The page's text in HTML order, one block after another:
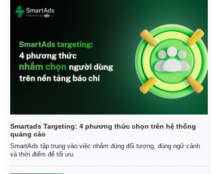
Quan sát
Cuộc sống đó đây
Hồ sơ
Multimedia
E-Magazine
Infographic
Smartads Targeting: 4 phương thức chọn trên hệ thống
quảng cáo
SmartAds tập trung vào việc nhắm đúng đối tượng, đúng ngữ cảnh
và thời điểm để tối ưu.